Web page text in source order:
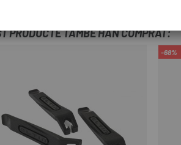
PRODUCTE TAMBÉ HAN COMPRAT:
-68%